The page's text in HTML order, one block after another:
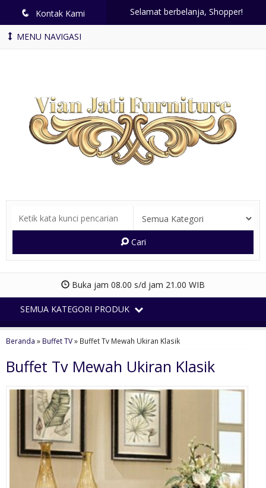
q Kontak Kami Selamat berbelanja, Shopper!
MENU NAVIGASI
Cari
Buka jam 08.00 s/d jam 21.00 WIB
SEMUA KATEGORI PRODUK
Beranda » Buffet TV» Buffet Tv Mewah Ukiran Klasik
Buffet Tv Mewah Ukiran Klasik